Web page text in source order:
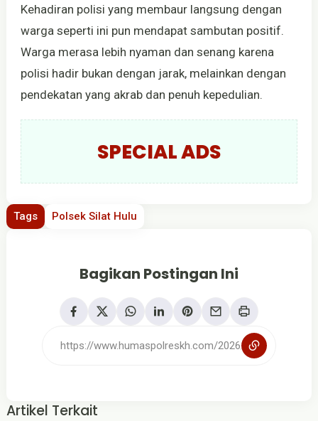
Kehadiran polisi yang membaur langsung dengan
warga seperti ini pun mendapat sambutan positif.
Warga merasa lebih nyaman dan senang karena
polisi hadir bukan dengan jarak, melainkan dengan
pendekatan yang akrab dan penuh kepedulian.
SPECIAL ADS
Tags Polsek Silat Hulu
Bagikan Postingan Ini
Artikel Terkait